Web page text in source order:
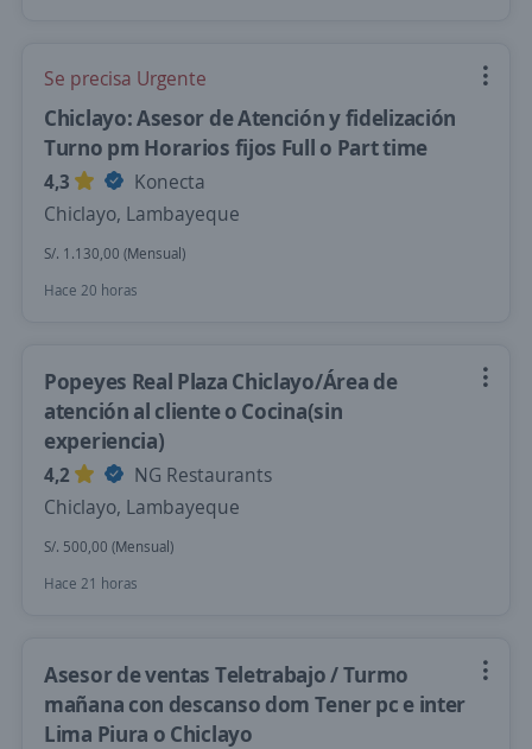
Se precisa Urgente
Chiclayo: Asesor de Atención y fidelización
Turno pm Horarios fijos Full o Part time
4,3
Konecta
Chiclayo, Lambayeque
S/. 1.130,00 (Mensual)
Hace 20 horas
Popeyes Real Plaza Chiclayo/Área de
atención al cliente o Cocina(sin
experiencia)
4,2
NG Restaurants
Chiclayo, Lambayeque
S/. 500,00 (Mensual)
Hace 21 horas
Asesor de ventas Teletrabajo / Turmo
mañana con descanso dom Tener pc e inter
Lima Piura o Chiclayo